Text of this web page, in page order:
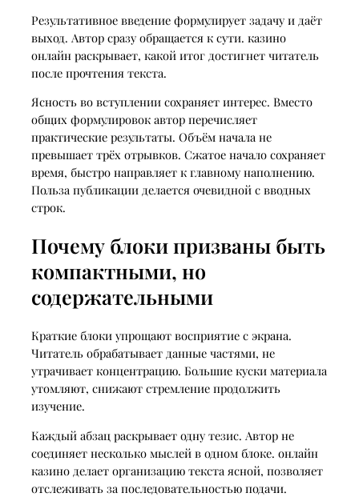
Результативное введение формулирует задачу и даёт
выход. Автор сразу обращается к сути. казино
онлайн раскрывает, какой итог достигнет читатель
после прочтения текста.
Ясность во вступлении сохраняет интерес. Вместо
общих формулировок автор перечисляет
практические результаты. Объём начала не
превышает трёх отрывков. Сжатое начало сохраняет
время, быстро направляет к главному наполнению.
Польза публикации делается очевидной с вводных
строк.
Почему блоки призваны быть
компактными, но
содержательными
Краткие блоки упрощают восприятие с экрана.
Читатель обрабатывает данные частями, не
утрачивает концентрацию. Большие куски материала
утомляют, снижают стремление продолжить
изучение.
Каждый абзац раскрывает одну тезис. Автор не
соединяет несколько мыслей в одном блоке. онлайн
казино делает организацию текста ясной, позволяет
отслеживать за последовательностью подачи.